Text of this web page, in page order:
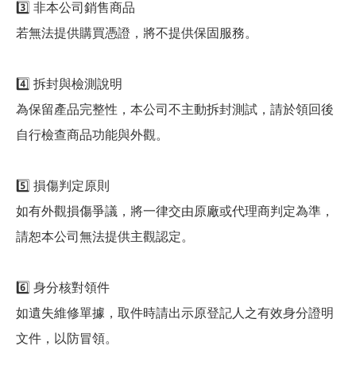
3️⃣ 非本公司銷售商品
若無法提供購買憑證，將不提供保固服務。
4️⃣ 拆封與檢測說明
為保留產品完整性，本公司不主動拆封測試，請於領回後
自行檢查商品功能與外觀。
5️⃣ 損傷判定原則
如有外觀損傷爭議，將一律交由原廠或代理商判定為準，
請恕本公司無法提供主觀認定。
6️⃣ 身分核對領件
如遺失維修單據，取件時請出示原登記人之有效身分證明
文件，以防冒領。